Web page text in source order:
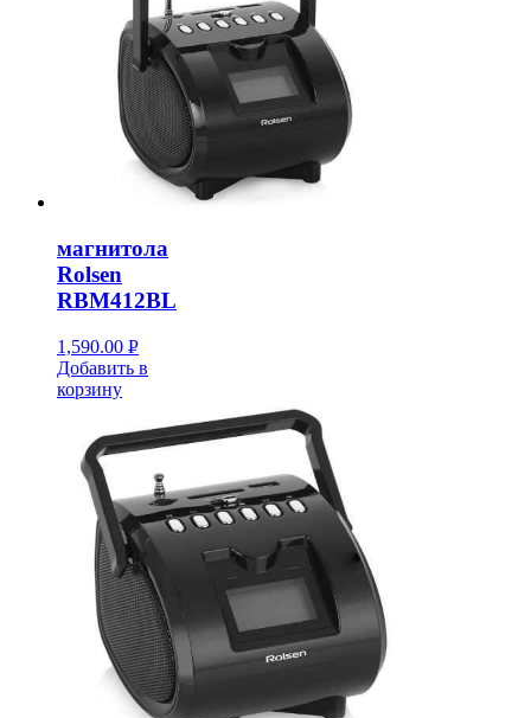
магнитола
Rolsen
RBM412BL
1,590.00 Р
УБ.
Добавить в
корзину